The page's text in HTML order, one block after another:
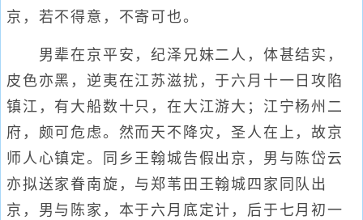
京，若不得意，不寄可也。
男辈在京平安，纪泽兄妹二人，体甚结实，
皮色亦黑，逆夷在江苏滋扰，于六月十一日攻陷
镇江，有大船数十只，在大江游大；江宁杨州二
府，颇可危虑。然而天不降灾，圣人在上，故京
师人心镇定。同乡王翰城告假出京，男与陈岱云
亦拟送家眷南旋，与郑苇田王翰城四家同队出
京，男与陈家，本于六月底定计，后于七月初一